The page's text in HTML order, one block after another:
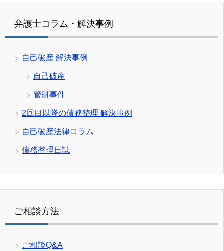
弁護士コラム・解決事例
自己破産 解決事例
自己破産
管財事件
2回目以降の債務整理 解決事例
自己破産法律コラム
債務整理日誌
ご相談方法
ご相談Q&A